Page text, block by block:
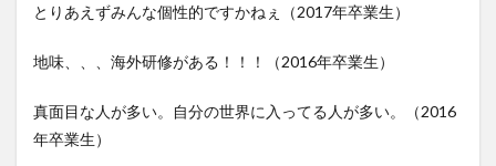
とりあえずみんな個性的ですかねぇ（2017年卒業生）
地味、、、海外研修がある！！！（2016年卒業生）
真面目な人が多い。自分の世界に入ってる人が多い。（2016
年卒業生）